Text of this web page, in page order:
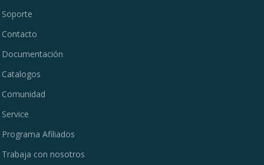
Soporte
Contacto
Documentación
Catalogos
Comunidad
Service
Programa Afiliados
Trabaja con nosotros